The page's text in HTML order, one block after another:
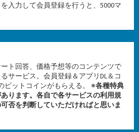
入力して会員登録を行うと、5000マ
ト回答、価格予想等のコンテンツで
サービス。会員登録＆アプリDL＆コ
ビットコインがもらえる。 ※各種特典
ります。各自で各サービスの利用規
否を判断していただければと思いま